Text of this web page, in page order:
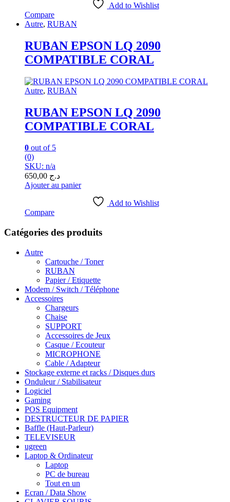
Add to Wishlist
Compare
Autre, RUBAN
RUBAN EPSON LQ 2090
COMPATIBLE CORAL
Autre, RUBAN
RUBAN EPSON LQ 2090
COMPATIBLE CORAL
0 out of 5
(0)
SKU: n/a
د.ج
Ajouter au panier
Add to Wishlist
Compare
Catégories des produits
Autre
Cartouche / Toner
RUBAN
Papier / Etiquette
Modem / Switch / Téléphone
Accessoires
Chargeurs
Chaise
SUPPORT
Accessoires de Jeux
Casque / Ecouteur
MICROPHONE
Cable / Adapteur
Stockage externe et racks / Disques durs
Onduleur / Stabilisateur
Logiciel
Gaming
POS Equipment
DESTRUCTEUR DE PAPIER
Baffle (Haut-Parleur)
TELEVISEUR
ugreen
Laptop & Ordinateur
Laptop
PC de bureau
Tout en un
Ecran / Data Show